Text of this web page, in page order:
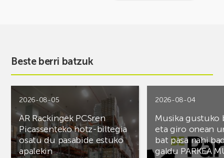
Beste berri batzuk
2026-08-05
AR Rackingek PCSren
Picassenteko hotz-biltegia
osatu du pasabide estuko
apalekin
2026-08-04
Musika gustuko
eta giro onean
bat pasa nahi
galdu PARKEA